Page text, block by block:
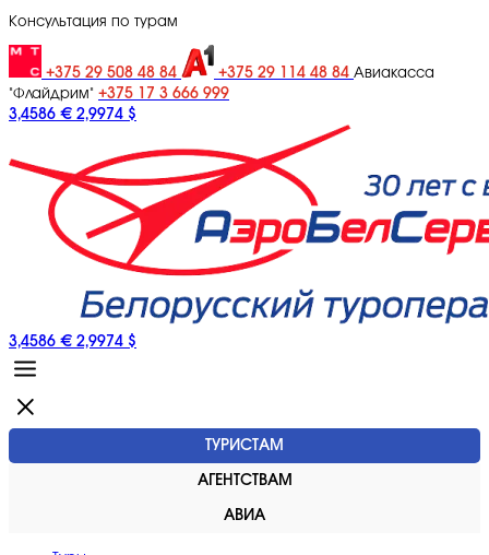
Консультация по турам
+375 29 508 48 84 +375 29 114 48 84 Авиакасса
"Флайдрим" +375 17 3 666 999
3,4586 € 2,9974 $
3,4586 € 2,9974 $
ТУРИСТАМ
АГЕНТСТВАМ
АВИА